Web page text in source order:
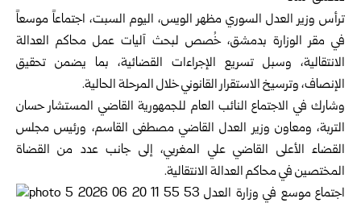
ترأس وزير العدل السوري مظهر الويس، اليوم السبت، اجتماعاً ‏موسعاً
في مقر الوزارة بدمشق، خُصص لبحث آليات عمل محاكم ‏العدالة
الانتقالية، وسبل تسريع الإجراءات القضائية، بما يضمن ‏تحقيق
الإنصاف، وترسيخ الاستقرار القانوني خلال المرحلة الحالية‎.‎
وشارك في الاجتماع النائب العام للجمهورية القاضي المستشار ‏حسان
التربة، ومعاون وزير العدل القاضي مصطفى القاسم، ‏ورئيس مجلس
القضاء الأعلى القاضي علي المغربي، إلى جانب ‏عدد من القضاة
المختصين في محاكم العدالة الانتقالية‎.‎